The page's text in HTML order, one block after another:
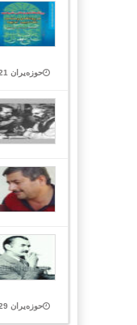
حوزەیران 21, 2021 Closed
حوزەیران 29, 2026 Closed